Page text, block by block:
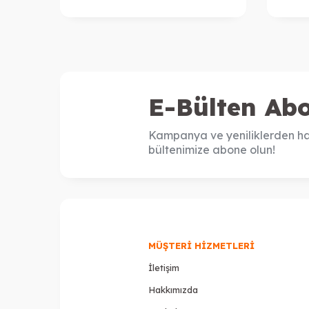
E-Bülten
Kampanya ve yeniliklerden
bültenimize abone olun!
MÜŞTERI HIZMETLERI
İletişim
Hakkımızda